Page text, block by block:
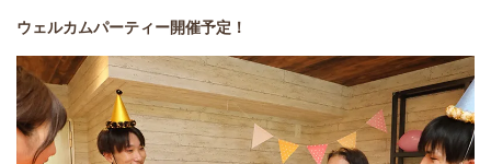
ウェルカムパーティー開催予定！